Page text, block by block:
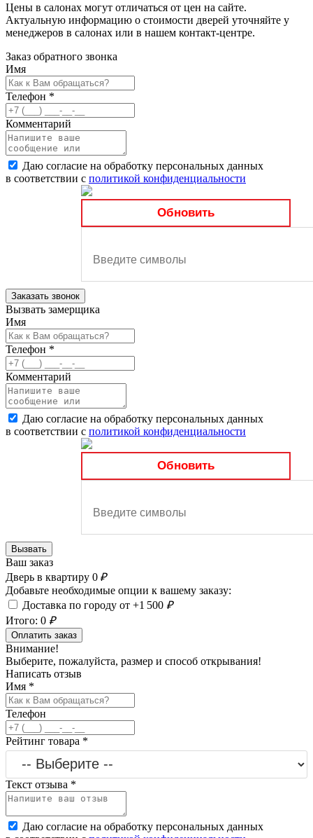
Цены в салонах могут отличаться от цен на сайте.
Актуальную информацию о стоимости дверей уточняйте у
менеджеров в салонах или в нашем контакт-центре.
Заказ обратного звонка
Имя
Телефон *
Комментарий
Даю согласие на обработку персональных данных
в соответствии с политикой конфиденциальности
Обновить
Заказать звонок
Вызвать замерщика
Имя
Телефон *
Комментарий
Даю согласие на обработку персональных данных
в соответствии с политикой конфиденциальности
Обновить
Вызвать
Ваш заказ
Дверь в квартиру 0₽
Добавьте необходимые опции к вашему заказу:
Доставка по городу от +1 500 ₽
Итого: 0 ₽
Оплатить заказ
Внимание!
Выберите, пожалуйста, размер и способ открывания!
Написать отзыв
Имя *
Телефон
Рейтинг товара *
Текст отзыва *
Даю согласие на обработку персональных данных